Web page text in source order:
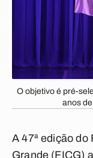
O objetivo é pré-
anos
A 47ª edição
Grande (FICG)